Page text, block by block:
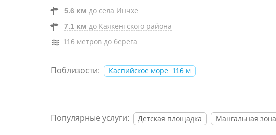
5.6 км до села Инчхе
7.1 км до Каякентского района
116 метров до берега
Поблизости: Каспийское море: 116 м
Популярные услуги: Детская площадка Мангальная зона